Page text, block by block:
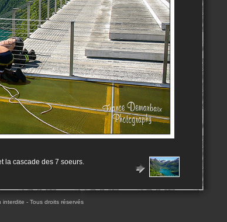
la cascade des 7 soeurs.
- Tous droits réservés